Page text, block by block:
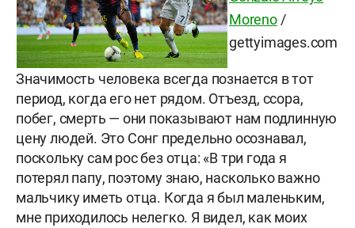
Moreno/
gettyimages.com
Значимость человека всегда познается в тот
период, когда его нет рядом. Отъезд, ссора,
побег, смерть — они показывают нам подлинную
цену людей. Это Сонг предельно осознавал,
поскольку сам рос без отца: «В три года я
потерял папу, поэтому знаю, насколько важно
мальчику иметь отца. Когда я был маленьким,
мне приходилось нелегко. Я видел, как моих